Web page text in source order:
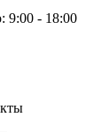
9:00 - 18:00